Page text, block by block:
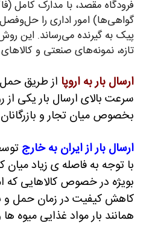
فرودگاه مقصد، با مدارک کامل
گواهی‌ها) امور اداری را حل‌وفصل
پیک به گیرنده می‌رساند. این
تازه، نمونه‌های صنعتی و
ارسال بار به اروپا از طریق
سرعت بالای ارسال بار یکی
بخصوص میان تجار و
ارسال بار از ایران به خارج
با توجه به فاصله ی زیاد
بویژه در خصوص کالاهایی که
کاهش کیفیت در زمان حمل و
همانند بار مواد غذایی میوه